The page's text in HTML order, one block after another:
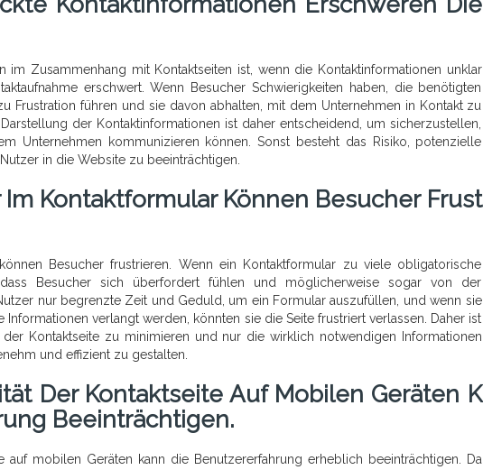
im Zusammenhang mit Kontaktseiten ist, wenn die Kontaktinformationen unklar
erschwert. Wenn Besucher Schwierigkeiten haben, die benötigten
Frustration führen und sie davon abhalten, mit dem Unternehmen in Kontakt zu
der Kontaktinformationen ist daher entscheidend, um sicherzustellen,
Unternehmen kommunizieren können. Sonst besteht das Risiko, potenzielle
in die Website zu beeinträchtigen.
Kontaktformular Können Besucher Frust
Besucher frustrieren. Wenn ein Kontaktformular zu viele obligatorische
Besucher sich überfordert fühlen und möglicherweise sogar von der
nur begrenzte Zeit und Geduld, um ein Formular auszufüllen, und wenn sie
verlangt werden, könnten sie die Seite frustriert verlassen. Daher ist
Kontaktseite zu minimieren und nur die wirklich notwendigen Informationen
und effizient zu gestalten.
Der Kontaktseite Auf Mobilen Geräten K
Beeinträchtigen.
auf mobilen Geräten kann die Benutzererfahrung erheblich beeinträchtigen. Da